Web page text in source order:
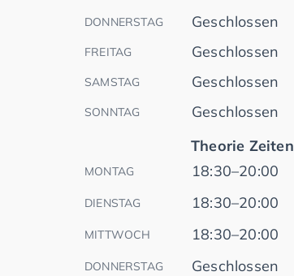
DONNERSTAG Geschlossen
FREITAG Geschlossen
SAMSTAG Geschlossen
SONNTAG
Geschlossen
Theorie Zeiten
MONTAG 18:30–20:00
DIENSTAG 18:30–20:00
MITTWOCH 18:30–20:00
DONNERSTAG Geschlossen